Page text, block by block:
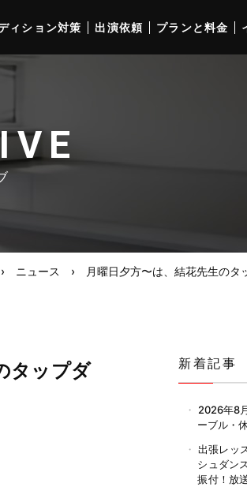
ィション対策 出演依頼 プランと料金
ニュース › 月曜日夕方〜は、結花先生の
タップダ
新着記事
2026年8
ーブル・
出張レッ
シュダン
振付！放